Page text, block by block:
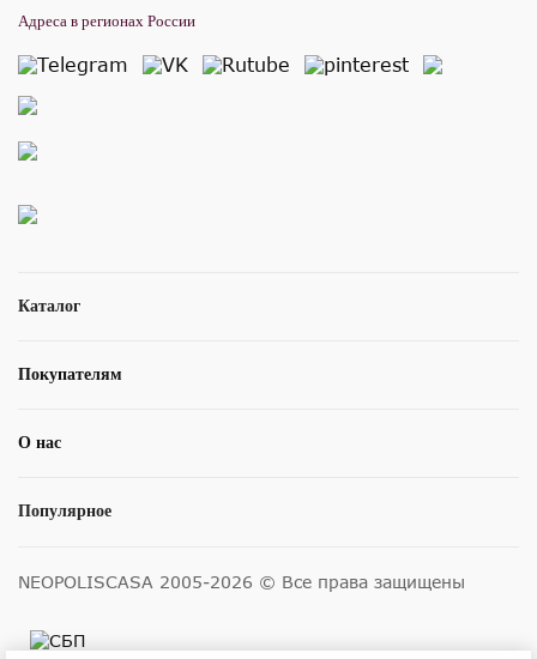
Каталог
Покупателям
О нас
Популярное
Адреса в регионах России
NEOPOLISCASA 2005-2026 © Все права защищены